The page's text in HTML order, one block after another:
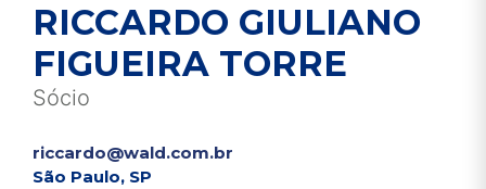
RICCARDO GIULIANO
FIGUEIRA TORRE
Sócio
riccardo@wald.com.br
São Paulo, SP